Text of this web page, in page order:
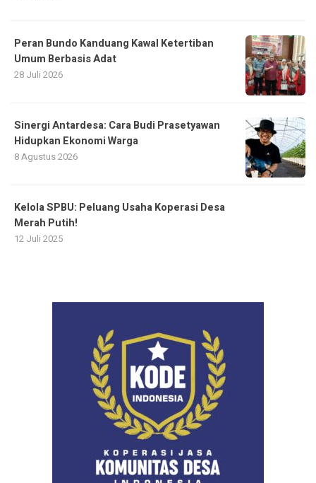
Peran Bundo Kanduang Kawal Ketertiban
Umum Berbasis Adat
28 Juli 2026
Sinergi Antardesa: Cara Budi Prasetyawan
Hidupkan Ekonomi Warga
8 Agustus 2026
Kelola SPBU: Peluang Usaha Koperasi Desa
Merah Putih!
12 Juli 2025